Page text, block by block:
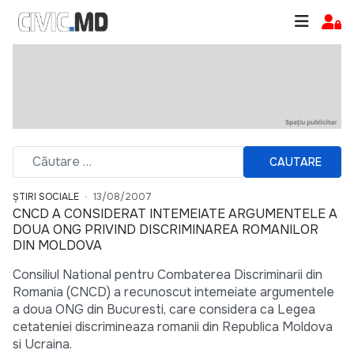
CAUTARE
ȘTIRI SOCIALE 13/08/2007
CNCD A CONSIDERAT INTEMEIATE ARGUMENTELE A
DOUA ONG PRIVIND DISCRIMINAREA ROMANILOR
DIN MOLDOVA
Consiliul National pentru Combaterea Discriminarii din
Romania (CNCD) a recunoscut intemeiate argumentele
a doua ONG din Bucuresti, care considera ca Legea
cetateniei discrimineaza romanii din Republica Moldova
si Ucraina.